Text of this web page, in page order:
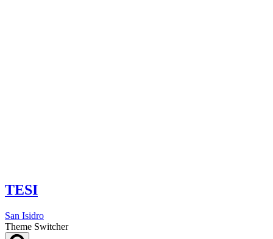
TESI
San Isidro
Theme Switcher